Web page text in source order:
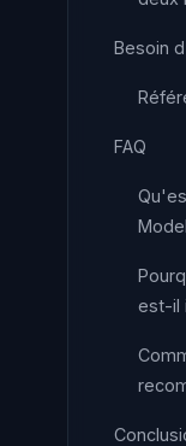
Besoin
FAQ
est-il